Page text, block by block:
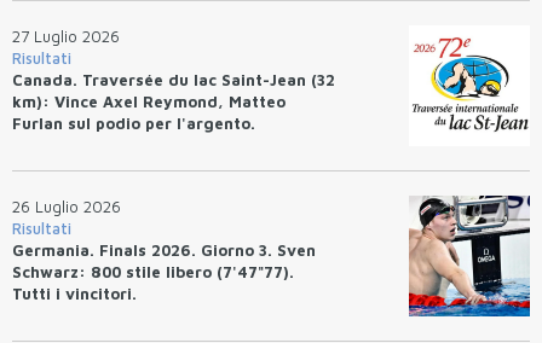
27 Luglio 2026
Risultati
Canada. Traversée du lac Saint-Jean (32
km): Vince Axel Reymond, Matteo
Furlan sul podio per l'argento.
26 Luglio 2026
Risultati
Germania. Finals 2026. Giorno 3. Sven
Schwarz: 800 stile libero (7'47"77).
Tutti i vincitori.